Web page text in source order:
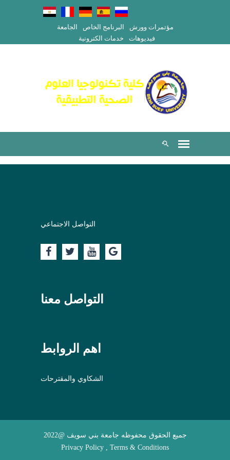
الجامعة البرنامج الخاص
مؤتمرات وورش
خدمات الكترونية
فيديوهات
التواصل الاجتماعي
التواصل معنا
اهم الروابط
الشكاوي والمقترحات
جميع الحقوق محفوظه جامعة بني سويف @2022
Privacy Policy , Terms & Conditions